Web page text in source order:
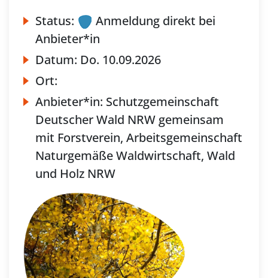
Status:
Anmeldung direkt bei
Anbieter*in
Datum: Do. 10.09.2026
Ort:
Anbieter*in: Schutzgemeinschaft
Deutscher Wald NRW gemeinsam
mit Forstverein, Arbeitsgemeinschaft
Naturgemäße Waldwirtschaft, Wald
und Holz NRW